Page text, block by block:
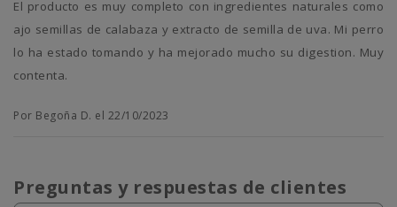
El producto es muy completo con ingredientes naturales como
ajo semillas de calabaza y extracto de semilla de uva. Mi perro
lo ha estado tomando y ha mejorado mucho su digestion. Muy
contenta.
Por Begoña D. el 22/10/2023
Preguntas y respuestas de clientes